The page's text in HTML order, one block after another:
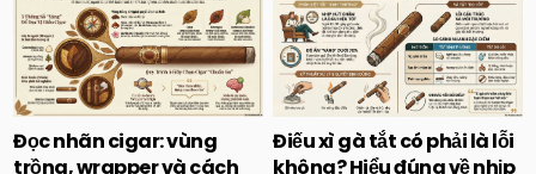
Posted
in
Đọc nhãn cigar: vùng
trồng, wrapper và cách
Posted
in
Điếu xì gà tắt có phải là lỗi
không? Hiểu đúng về nhịp